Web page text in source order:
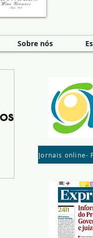
Sobre nós
Jornais online-